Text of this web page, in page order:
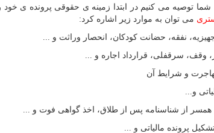
به شما توصیه می کنیم در ابتدا زمینه ی حقوقی پرونده
می توان به موارد زیر اشاره کرد: